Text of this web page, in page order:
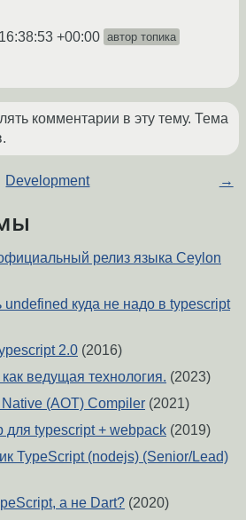
+00:00 автор топика
комментарии в эту тему. Тема
Development →
релиз языка Ceylon
undefined куда не надо в typescript
2.0 (2016)
ведущая технология. (2023)
(AOT) Compiler (2021)
для typescript + webpack (2019)
TypeScript (nodejs) (Senior/Lead)
а не Dart? (2020)